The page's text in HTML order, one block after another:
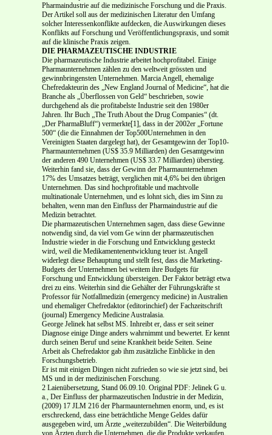
Pharmaindustrie auf die medizinische Forschung und die Praxis.
Der Artikel soll aus der medizinischen Literatur den Umfang
solcher Interessenkonflikte aufdecken, die Auswirkungen dieses
Konflikts auf Forschung und Veröffentlichungspraxis, und somit
auf die klinische Praxis zeigen.
DIE PHARMAZEUTISCHE INDUSTRIE
Die pharmazeutische Industrie arbeitet hochprofitabel. Einige
Pharmaunternehmen zählen zu den weltweit grössten und
gewinnbringensten Unternehmen. Marcia Angell, ehemalige
Chefredakteurin des „New England Journal of Medicine“, hat die
Branche als „Überflossen von Geld“ beschrieben, sowie
durchgehend als die profitabelste Industrie seit den 1980er
Jahren. Ihr Buch „The Truth About the Drug Companies“ (dt.
„Der Pharma­Bluff“) vermerkte[1], dass in der 2002er „Fortune
500“ (die die Einnahmen der Top­500­Unternehmen in den
Vereinigten Staaten dargelegt hat), der Gesamtgewinn der Top­10­
Pharmaunternehmen (US­$ 35.9 Milliarden) den Gesamtgewinn
der an­deren 490 Unternehmen (US­$ 33.7 Milliarden) überstieg.
Weiterhin fand sie, dass der Gewinn der Pharmaunternehmen
17% des Umsatzes beträgt, verglichen mit 4,6% bei den übrigen
Unternehmen. Das sind hochprofitable und machtvolle
multinationale Unternehmen, und es lohnt sich, dies im Sinn zu
behalten, wenn man den Einfluss der Pharmaindustrie auf die
Medizin betrachtet.
Die pharmazeutischen Unternehmen sagen, dass diese Gewinne
notwendig sind, da viel vom Ge­ winn der pharmazeutischen
Industrie wieder in die Forschung und Entwicklung gesteckt
wird, weil die Medikamentenentwicklung teuer ist. Angell
widerlegt diese Behauptung und stellt fest, dass die Marketing­
Budgets der Unternehmen bei weitem ihre Budgets für
Forschung und Entwicklung übersteigen. Der Faktor beträgt etwa
drei zu eins. Weiterhin sind die Gehälter der Führungskräfte st
Professor für Notfallmedizin (emergency medicine) in Australien
und ehemaliger Chefredaktor (editor­in­chief) der Fachzeitschrift
(journal) Emergency Medicine Australasia.
George Jelinek hat selbst MS. Inhreibt er, dass er seit seiner
Diagnose einige Dinge anders wahrnimmt und bewertet. Er kennt
durch seinen Beruf und seine Krankheit beide Seiten. Seine
Arbeit als Chefredaktor gab ihm zusätzliche Einblicke in den
Forschungsbetrieb.
Er ist mit einigen Dingen nicht zufrieden so wie sie jetzt sind, bei
MS und in der medizinischen Forschung.
2 Laienübersetzung, Stand 06.09.10. Original PDF: Jelinek G u.
a., Der Einfluss der pharmazeutischen Industrie in der Medizin,
(2009) 17 JLM 216 der Pharmaunternehmen enorm, und, es ist
erschreckend, dass eine beträchtliche Menge Geldes da­für
ausgegeben wird, um Ärzte „weiterzubilden“. Die Weiterbildung
von Ärzten durch die Unter­nehmen, die die Produkte verkaufen,